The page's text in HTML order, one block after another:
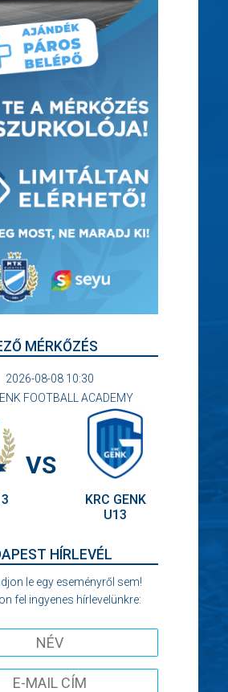
MÉRKŐZÉS
2026-08-08 10:30
FOOTBALL ACADEMY
VS
KRC GENK
U13
HÍRLEVÉL
le egy eseményről sem!
fel ingyenes hírlevelünkre: